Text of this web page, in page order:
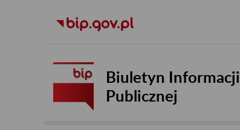
Biuletyn Informacji
Publicznej